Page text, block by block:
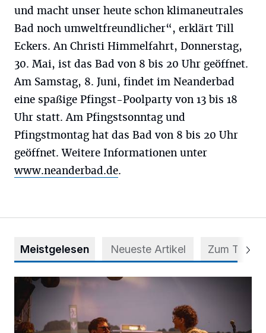
und macht unser heute schon klimaneutrales
Bad noch umweltfreundlicher“, erklärt Till
Eckers. An Christi Himmelfahrt, Donnerstag,
30. Mai, ist das Bad von 8 bis 20 Uhr geöffnet.
Am Samstag, 8. Juni, findet im Neanderbad
eine spaßige Pfingst-Poolparty von 13 bis 18
Uhr statt. Am Pfingstsonntag und
Pfingstmontag hat das Bad von 8 bis 20 Uhr
geöffnet. Weitere Informationen unter
www.neanderbad.de.
Meistgelesen Neueste Artikel Zum Thema
Mehr als nur ein Festival